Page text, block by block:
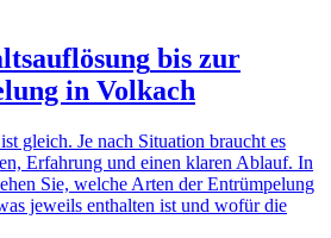
bis zur
in Volkach
gleich. Je nach Situation braucht es
Erfahrung und einen klaren Ablauf. In
Sie, welche Arten der Entrümpelung
jeweils enthalten ist und wofür die